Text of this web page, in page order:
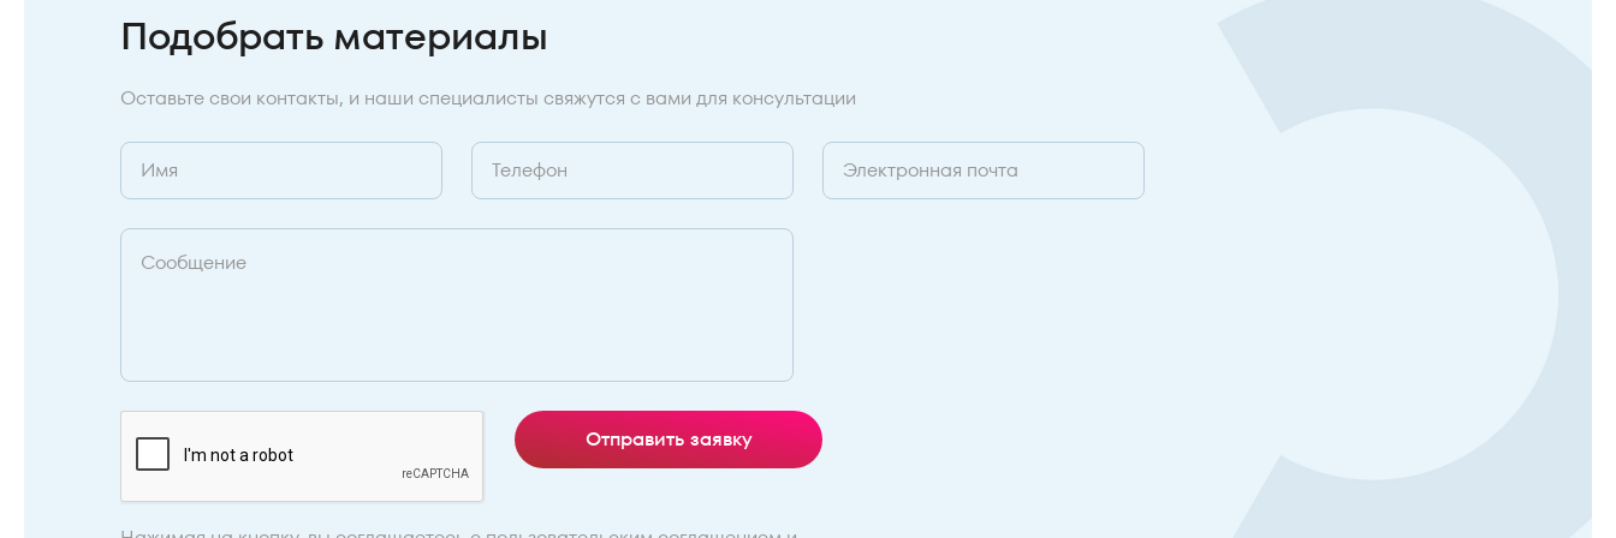
Подобрать материалы
Оставьте свои контакты, и наши специалисты свяжутся с вами для консультации
Отправить заявку